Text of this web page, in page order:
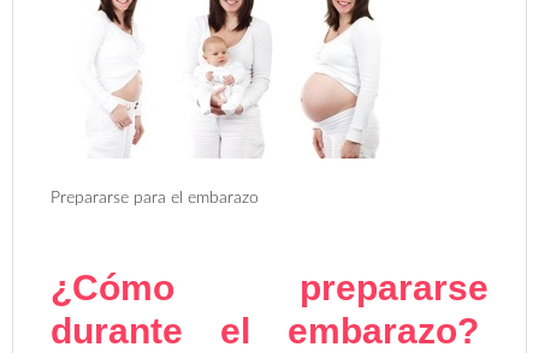
Prepararse para el embarazo
¿Cómo prepararse
durante el embarazo?